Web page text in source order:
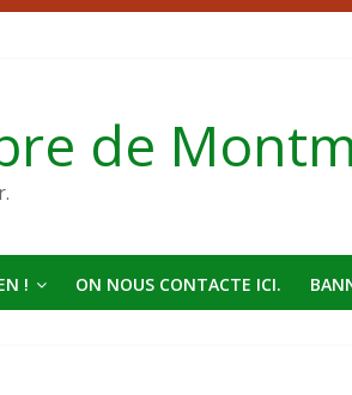
de
! ON NOUS CONTACTE ICI.